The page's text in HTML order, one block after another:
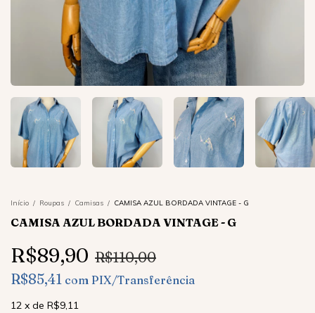
Início / Roupas / Camisas / CAMISA AZUL BORDADA VINTAGE - G
CAMISA AZUL BORDADA VINTAGE - G
R$89,90 R$110,00
R$85,41 com PIX/Transferência
12 x de R$9,11